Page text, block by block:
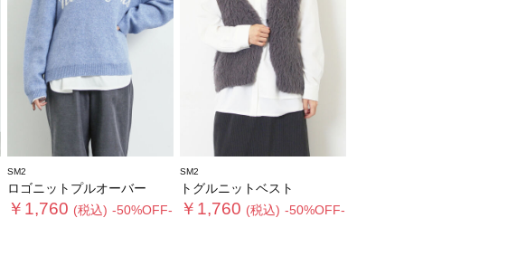
SM2
ロゴニットプルオーバー
￥1,760 (税込) -50%OFF-
SM2
トグルニットベスト
￥1,760 (税込) -50%OFF-